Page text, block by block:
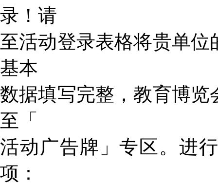
录！请
至活动登录表格将贵单
基本
数据填写完整，教育博
至「
活动广告牌」专区。进
项：